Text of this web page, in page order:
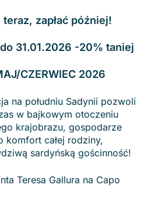
zapłać później!
31.01.2026 -20% taniej
CZERWIEC 2026
na południu Sadynii pozwoli
w bajkowym otoczeniu
krajobrazu, gospodarze
komfort całej rodziny,
sardyńską gościnność!
Teresa Gallura na Capo